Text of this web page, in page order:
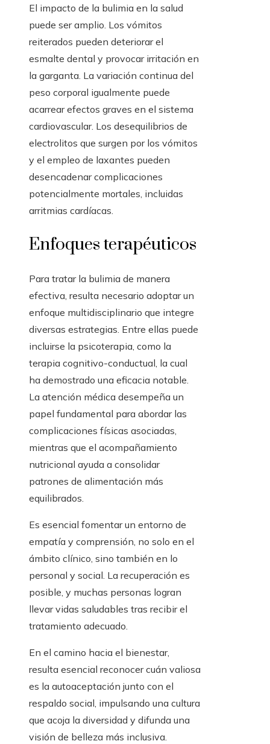
El impacto de la bulimia en la salud
puede ser amplio. Los vómitos
reiterados pueden deteriorar el
esmalte dental y provocar irritación en
la garganta. La variación continua del
peso corporal igualmente puede
acarrear efectos graves en el sistema
cardiovascular. Los desequilibrios de
electrolitos que surgen por los vómitos
y el empleo de laxantes pueden
desencadenar complicaciones
potencialmente mortales, incluidas
arritmias cardíacas.
Enfoques terapéuticos
Para tratar la bulimia de manera
efectiva, resulta necesario adoptar un
enfoque multidisciplinario que integre
diversas estrategias. Entre ellas puede
incluirse la psicoterapia, como la
terapia cognitivo-conductual, la cual
ha demostrado una eficacia notable.
La atención médica desempeña un
papel fundamental para abordar las
complicaciones físicas asociadas,
mientras que el acompañamiento
nutricional ayuda a consolidar
patrones de alimentación más
equilibrados.
Es esencial fomentar un entorno de
empatía y comprensión, no solo en el
ámbito clínico, sino también en lo
personal y social. La recuperación es
posible, y muchas personas logran
llevar vidas saludables tras recibir el
tratamiento adecuado.
En el camino hacia el bienestar,
resulta esencial reconocer cuán valiosa
es la autoaceptación junto con el
respaldo social, impulsando una cultura
que acoja la diversidad y difunda una
visión de belleza más inclusiva.